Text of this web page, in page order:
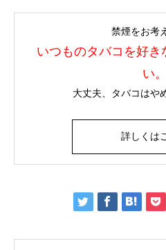
禁煙をお考
いつものタバコを好き
い。
大丈夫、タバコはや
詳しくは